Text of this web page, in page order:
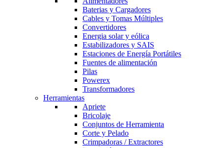
Baterias y Cargadores
Cables y Tomas Múltiples
Convertidores
Energia solar y eólica
Estabilizadores y SAIS
Estaciones de Energía Portátiles
Fuentes de alimentación
Pilas
Powerex
Transformadores
Herramientas
Apriete
Bricolaje
Conjuntos de Herramienta
Corte y Pelado
Crimpadoras / Extractores